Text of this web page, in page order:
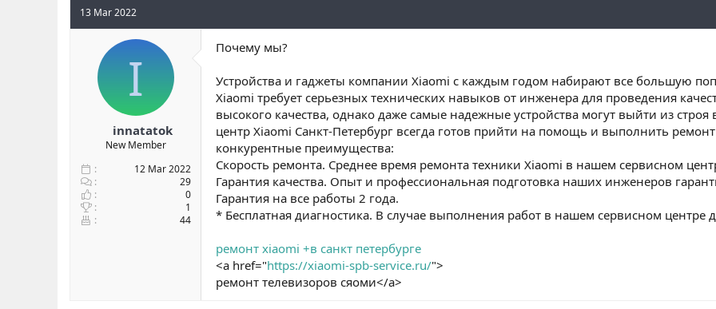
13 Mar 2022
I
innatatok
New Member
12 Mar 2022
29
0
1
44
Почему мы?
Устройства и гаджеты компании Xiaomi с каждым годом набирают все большую
Xiaomi требует серьезных технических навыков от инженера для проведения
высокого качества, однако даже самые надежные устройства могут выйти из
центр Xiaomi Санкт-Петербург всегда готов прийти на помощь и выполнить
конкурентные преимущества:
Скорость ремонта. Среднее время ремонта техники Xiaomi в нашем сервисном
Гарантия качества. Опыт и профессиональная подготовка наших инженеров
Гарантия на все работы 2 года.
* Бесплатная диагностика. В случае выполнения работ в нашем сервисном центре
ремонт xiaomi +в санкт петербурге
<a href="https://xiaomi-spb-service.ru/">
ремонт телевизоров сяоми</a>